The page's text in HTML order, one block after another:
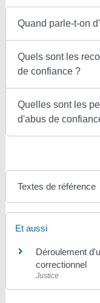
Quand parle-t-on
Quels sont les
de confiance ?
Quelles sont les
d'abus de
Textes de référence
Et aussi
Déroulement
correctionnel
Justice